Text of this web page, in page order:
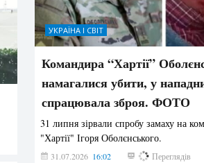
УКРАЇНА І СВІТ
Командира “Хартії”
намагалися убити, у
спрацювала зброя. ФОТО
31 липня зірвали спробу замаху на
"Хартії" Ігоря Оболєнського.
31.07.2026 16:02 194 Переглядів